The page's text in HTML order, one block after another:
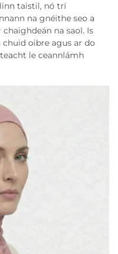
taistil, nó trí
na gnéithe seo a
na saol. Is
oibre agus ar do
le ceannlámh